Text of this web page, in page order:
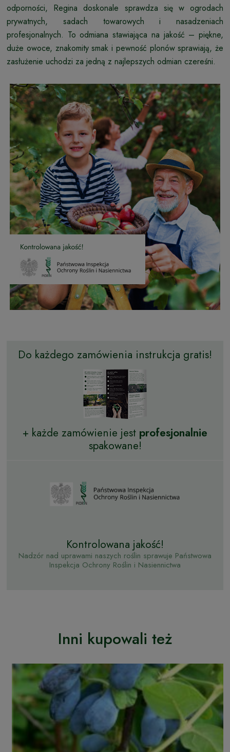
odporności, Regina doskonale sprawdza się w ogrodach
prywatnych, sadach towarowych i nasadzeniach
profesjonalnych. To odmiana stawiająca na jakość – piękne,
duże owoce, znakomity smak i pewność plonów sprawiają, że
zasłużenie uchodzi za jedną z najlepszych odmian czereśni.
Do każdego zamówienia instrukcja gratis!
+ każde zamówienie jest profesjonalnie
spakowane!
Kontrolowana jakość!
Nadzór nad uprawami naszych roślin sprawuje Państwowa
Inspekcja Ochrony Roślin i Nasiennictwa
Inni kupowali też